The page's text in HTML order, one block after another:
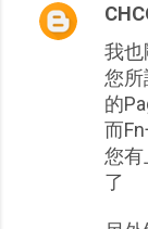
我也
您所
的
而
您有
了